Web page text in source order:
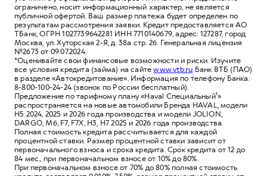
ограничено, носит информационный характер, не является
публичной офертой. Ваш размер платежа будет определен по
результатам рассмотрения заявки. Кредит предоставляется АО
ТБанк, ОГРН 1027739642281 ИНН 7710140679, адрес: 127287, город
Москва, ул. Хуторская 2-Я, д. 38а стр. 26. Генеральная лицензия
№2673 от 09.07.2024.
*Оценивайте свои финансовые возможности и риски. Изучите
все условия кредита (займа) на сайтеwww.vtb.ru Банк ВТБ (ПАО)
в разделе «Автокредитование». Информация по телефону Банка:
8-800-100-24-24 (звонок по России бесплатный).
Предложение по тарифному плану «Haval Специальный¹»
распространяется на новые автомобили Бренда HAVAL, модели
Н5 2024, 2025 и 2026 года производства и модели JOLION,
DARGO, M6, F7, F7X, Н3, Н7 2025 и 2026 года производства.
Полная стоимость кредита рассчитывается для каждой
процентной ставки. Размер процентной ставки зависит от
первоначального взноса и срока кредита. Срок кредита от 12 до
84 мес., при первоначальном взносе от 10% до 80%.
При первоначальном взносе от 70% до 80% полная стоимость